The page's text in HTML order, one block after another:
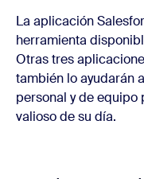
La aplicación
herramienta
Otras tres
también lo ayudarán
personal y de
valioso de su día.